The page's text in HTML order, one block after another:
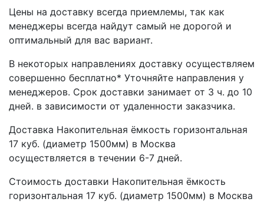
Цены на доставку всегда приемлемы, так как
менеджеры всегда найдут самый не дорогой и
оптимальный для вас вариант.
В некоторых направлениях доставку осуществляем
совершенно бесплатно* Уточняйте направления у
менеджеров. Срок доставки занимает от 3 ч. до 10
дней. в зависимости от удаленности заказчика.
Доставка Накопительная ёмкость горизонтальная
17 куб. (диаметр 1500мм) в Москва
осуществляется в течении 6-7 дней.
Стоимость доставки Накопительная ёмкость
горизонтальная 17 куб. (диаметр 1500мм) в Москва